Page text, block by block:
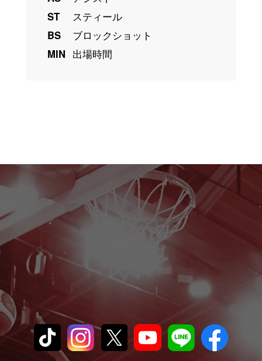
ST
スティール
BS
ブロックショット
MIN 出場時間